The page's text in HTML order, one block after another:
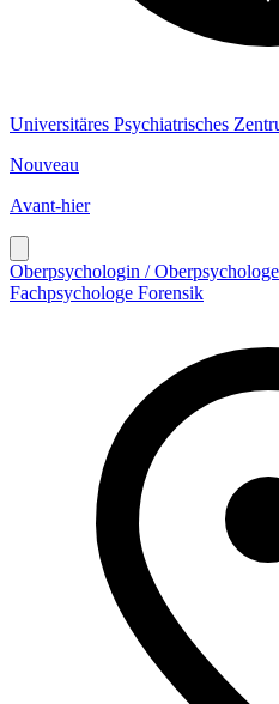
Universitäres Psychiatrisches
Nouveau
Avant-hier
Oberpsychologin /
Fachpsychologe Forensik